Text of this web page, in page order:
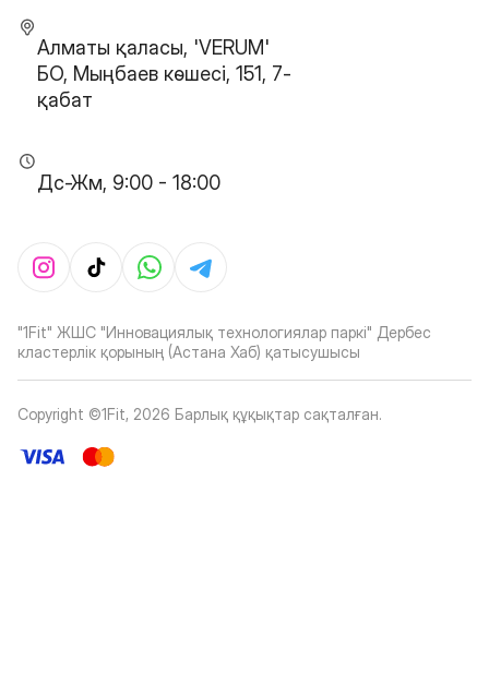
Алматы қаласы, 'VERUM'
БО, Мыңбаев көшесі, 151, 7-
қабат
Дс-Жм, 9:00 - 18:00
"1Fit" ЖШС "Инновациялық технологиялар паркі" Дербес
кластерлік қорының (Астана Хаб) қатысушысы
Copyright ©1Fit, 2026 Барлық құқықтар сақталған.